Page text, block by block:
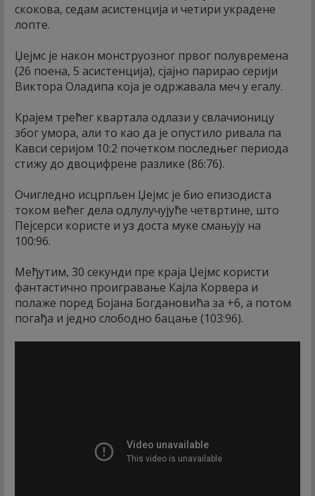
скокова, седам асистенција и четири украдене
лопте.
Џејмс је након монструозног првог полувремена
(26 поена, 5 асистенција), сјајно парирао серији
Виктора Оладипа која је одржавала меч у егалу.
Крајем трећег квартала одлази у свлачионицу
због умора, али то као да је опустило ривала па
Кавси серијом 10:2 почетком последњег периода
стижу до двоцифрене разлике (86:76).
Очигледно исцрпљен Џејмс је био епизодиста
током већег дела одлулучујуће четвртине, што
Пејсерси користе и уз доста муке смањују на
100:96.
Међутим, 30 секунди пре краја Џејмс користи
фантастично проигравање Кајла Корвера и
полаже поред Бојана Богдановића за +6, а потом
погађа и једно слободно бацање (103:96).